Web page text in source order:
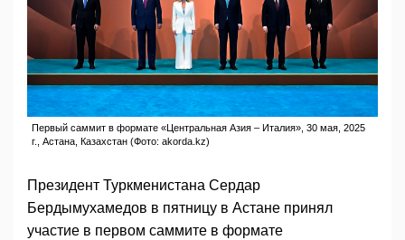
Первый саммит в формате «Центральная Азия – Италия», 30 мая, 2025
г., Астана, Казахстан (Фото: akorda.kz)
Президент Туркменистана Сердар
Бердымухамедов в пятницу в Астане принял
участие в первом саммите в формате